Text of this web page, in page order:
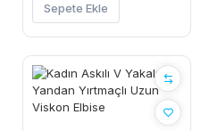
Sepete Ekle